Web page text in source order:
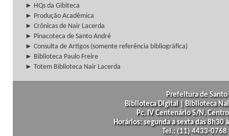
► HQs da Gibiteca
► Produção Acadêmica
► Crônicas de Nair Lacerda
► Pinacoteca de Santo André
► Consulta de Artigos (somente referência bibliográfica)
► Biblioteca Paulo Freire
► Totem Biblioteca Nair Lacerda
Prefeitura de
Biblioteca Digital | Biblioteca
Pc. IV Centenário S/N,
Horários: segunda a sexta das
Tel.: (11) 4433-